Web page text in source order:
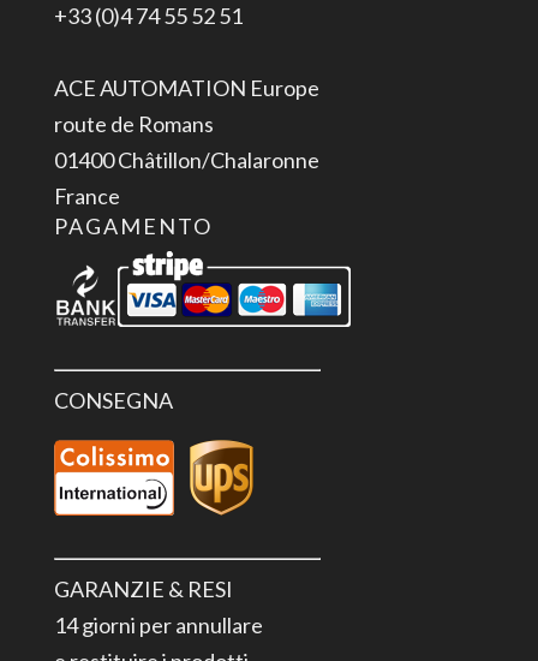
+33 (0)4 74 55 52 51
ACE AUTOMATION Europe
route de Romans
01400 Châtillon/Chalaronne
France
PAGAMENTO
CONSEGNA
GARANZIE & RESI
14 giorni per annullare